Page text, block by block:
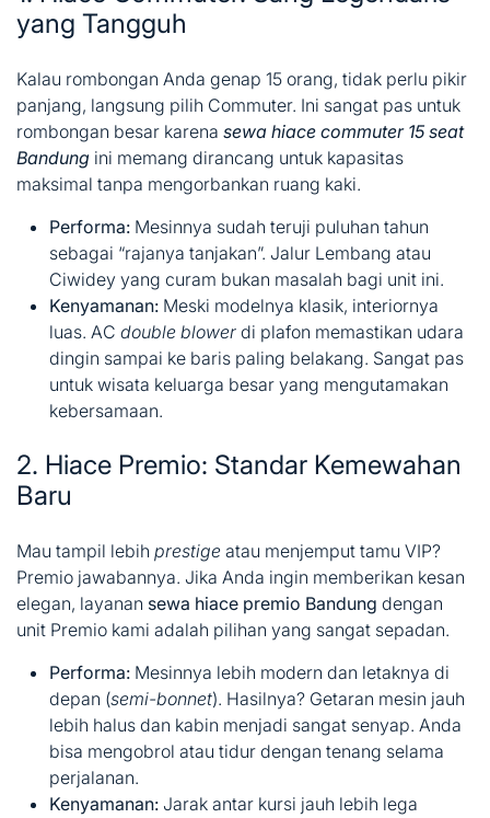
yang Tangguh
Kalau rombongan Anda genap 15 orang, tidak perlu pikir
panjang, langsung pilih Commuter. Ini sangat pas untuk
rombongan besar karena sewa hiace commuter 15 seat
Bandung ini memang dirancang untuk kapasitas
maksimal tanpa mengorbankan ruang kaki.
Performa: Mesinnya sudah teruji puluhan tahun
sebagai “rajanya tanjakan”. Jalur Lembang atau
Ciwidey yang curam bukan masalah bagi unit ini.
Kenyamanan: Meski modelnya klasik, interiornya
luas. AC double blower di plafon memastikan udara
dingin sampai ke baris paling belakang. Sangat pas
untuk wisata keluarga besar yang mengutamakan
kebersamaan.
2. Hiace Premio: Standar Kemewahan
Baru
Mau tampil lebih prestige atau menjemput tamu VIP?
Premio jawabannya. Jika Anda ingin memberikan kesan
elegan, layanan sewa hiace premio Bandung dengan
unit Premio kami adalah pilihan yang sangat sepadan.
Performa: Mesinnya lebih modern dan letaknya di
depan (semi-bonnet). Hasilnya? Getaran mesin jauh
lebih halus dan kabin menjadi sangat senyap. Anda
bisa mengobrol atau tidur dengan tenang selama
perjalanan.
Kenyamanan: Jarak antar kursi jauh lebih lega